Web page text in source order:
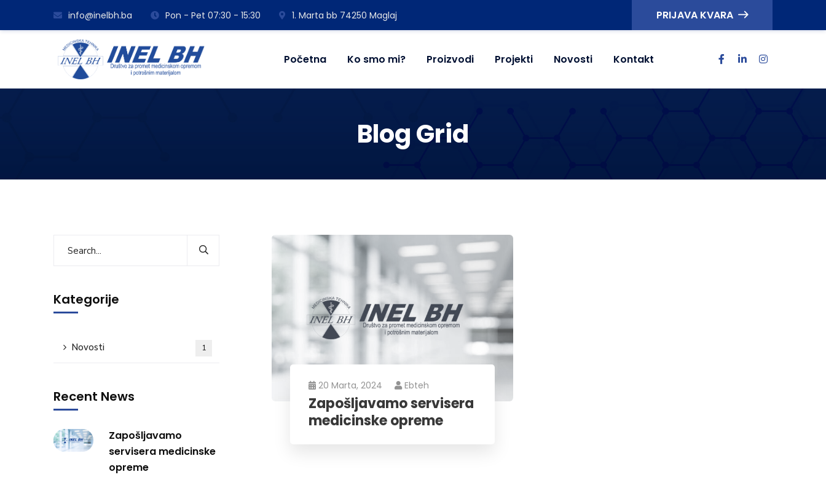
info@inelbh.ba Pon - Pet 07:30 - 15:30 1. Marta bb 74250 Maglaj PRIJAVA KVARA
Početna Ko smo mi? Proizvodi Projekti Novosti Kontakt
Blog Grid
20 Marta, 2024 Ebteh
Zapošljavamo servisera
medicinske opreme
Kategorije
Novosti 1
Recent News
Zapošljavamo
servisera medicinske
opreme